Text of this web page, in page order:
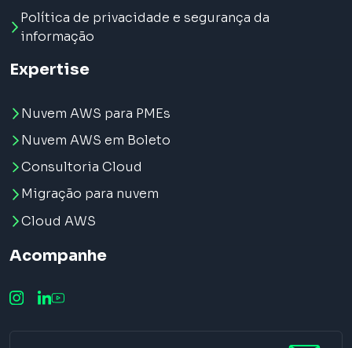
Política de privacidade e segurança da
informação
Expertise
Nuvem AWS para PMEs
Nuvem AWS em Boleto
Consultoria Cloud
Migração para nuvem
Cloud AWS
Acompanhe